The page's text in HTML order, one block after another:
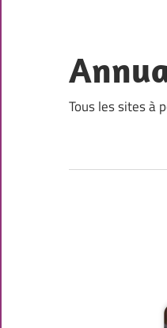
content
Tous les sites à